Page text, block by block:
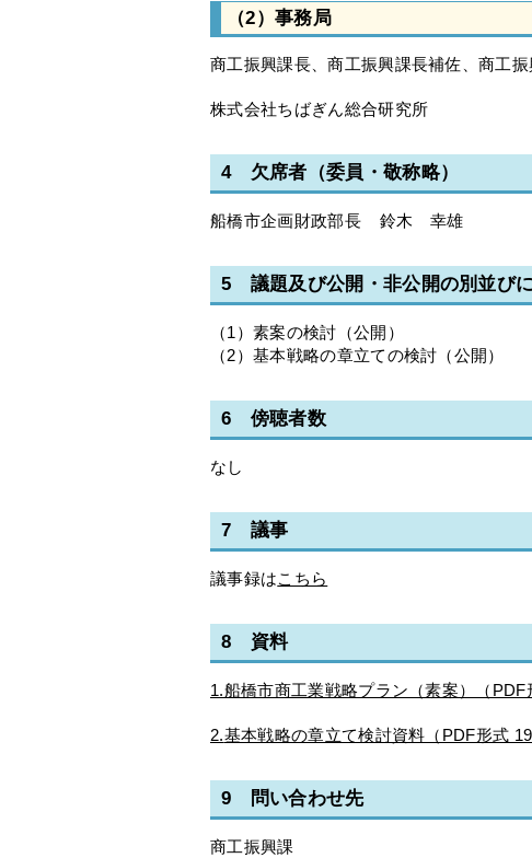
（2）事務局
商工振興課長、商工振興課長補佐、商工振
株式会社ちばぎん総合研究所
4 欠席者（委員・敬称略）
船橋市企画財政部長 鈴木 幸雄
5 議題及び公開・非公開の別並び
（1）素案の検討（公開）
（2）基本戦略の章立ての検討（公開）
6 傍聴者数
なし
7 議事
議事録はこちら
8 資料
1.船橋市商工業戦略プラン（素案）（PDF
2.基本戦略の章立て検討資料（PDF形式
9 問い合わせ先
商工振興課